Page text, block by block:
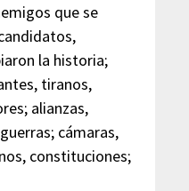
que se
la historia;
tiranos,
alianzas,
cámaras,
constituciones;